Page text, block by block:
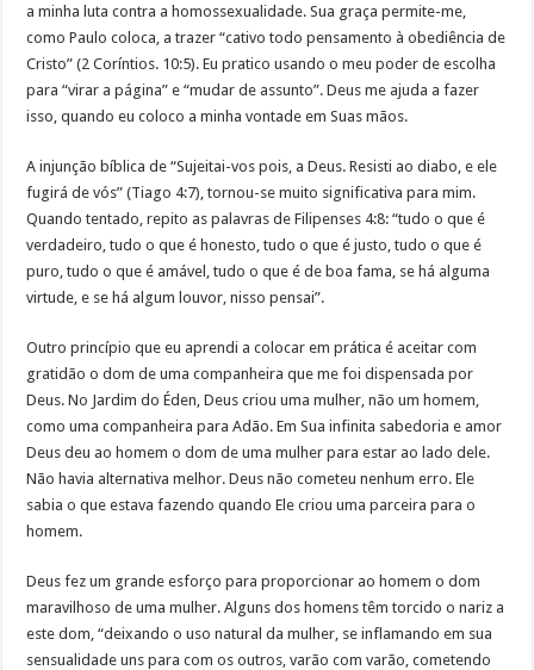
a minha luta contra a homossexualidade. Sua graça permite-me,
como Paulo coloca, a trazer “cativo todo pensamento à obediência de
Cristo” (2 Coríntios. 10:5). Eu pratico usando o meu poder de escolha
para “virar a página” e “mudar de assunto”. Deus me ajuda a fazer
isso, quando eu coloco a minha vontade em Suas mãos.
A injunção bíblica de “Sujeitai-vos pois, a Deus. Resisti ao diabo, e ele
fugirá de vós” (Tiago 4:7), tornou-se muito significativa para mim.
Quando tentado, repito as palavras de Filipenses 4:8: “tudo o que é
verdadeiro, tudo o que é honesto, tudo o que é justo, tudo o que é
puro, tudo o que é amável, tudo o que é de boa fama, se há alguma
virtude, e se há algum louvor, nisso pensai”.
Outro princípio que eu aprendi a colocar em prática é aceitar com
gratidão o dom de uma companheira que me foi dispensada por
Deus. No Jardim do Éden, Deus criou uma mulher, não um homem,
como uma companheira para Adão. Em Sua infinita sabedoria e amor
Deus deu ao homem o dom de uma mulher para estar ao lado dele.
Não havia alternativa melhor. Deus não cometeu nenhum erro. Ele
sabia o que estava fazendo quando Ele criou uma parceira para o
homem.
Deus fez um grande esforço para proporcionar ao homem o dom
maravilhoso de uma mulher. Alguns dos homens têm torcido o nariz a
este dom, “deixando o uso natural da mulher, se inflamando em sua
sensualidade uns para com os outros, varão com varão, cometendo